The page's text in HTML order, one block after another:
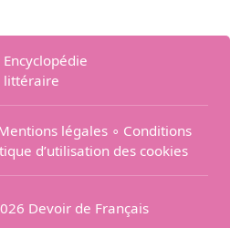
Encyclopédie
littéraire
légales ∘ Conditions
d’utilisation des cookies
Devoir de Français